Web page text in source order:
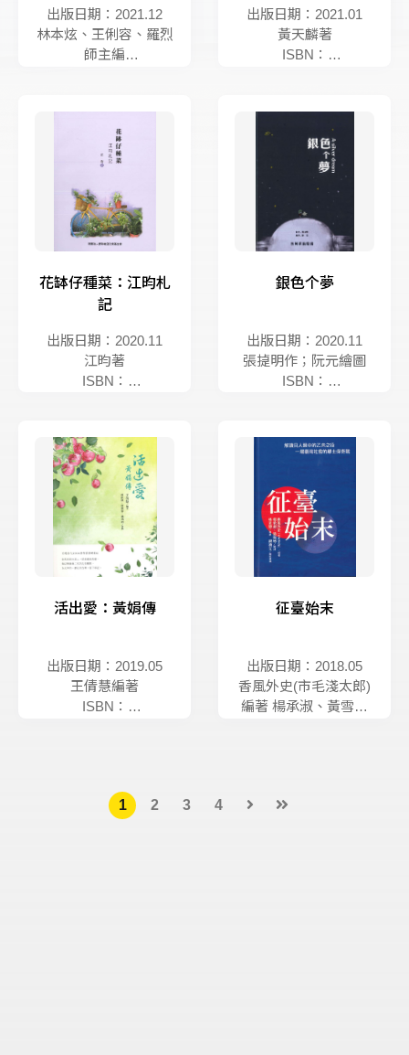
出版日期：2021.12
林本炫、王俐容、羅烈
師主編
出版日期：2021.01
黃天麟著
ISBN：
花缽仔種菜：江昀札
記
出版日期：2020.11
江昀著
ISBN：
銀色个夢
出版日期：2020.11
張㨗明作；阮元繪圖
ISBN：
活出愛：黃娟傳
出版日期：2019.05
王倩慧編著
ISBN：
征臺始末
出版日期：2018.05
香風外史(市毛淺太郎)
編著 楊承淑、黃雪琴
1 2 3 4